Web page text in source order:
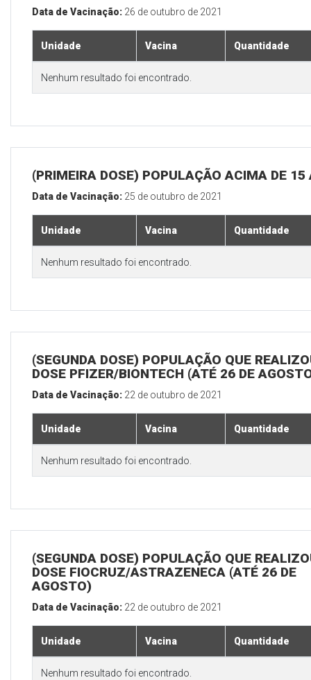
Data de Vacinação: 26 de outubro de 2021
Unidade Vacina Quantidade
Nenhum resultado foi encontrado.
(PRIMEIRA DOSE) POPULAÇÃO ACIMA DE 15
Data de Vacinação: 25 de outubro de 2021
Unidade Vacina Quantidade
Nenhum resultado foi encontrado.
(SEGUNDA DOSE) POPULAÇÃO QUE
DOSE PFIZER/BIONTECH (ATÉ 26 DE
Data de Vacinação: 22 de outubro de 2021
Unidade Vacina Quantidade
Nenhum resultado foi encontrado.
(SEGUNDA DOSE) POPULAÇÃO QUE
DOSE FIOCRUZ/ASTRAZENECA (ATÉ 26 DE
AGOSTO)
Data de Vacinação: 22 de outubro de 2021
Unidade Vacina Quantidade
Nenhum resultado foi encontrado.